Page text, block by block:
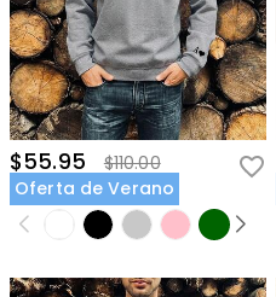
$55.95
$110.00
Oferta de Verano